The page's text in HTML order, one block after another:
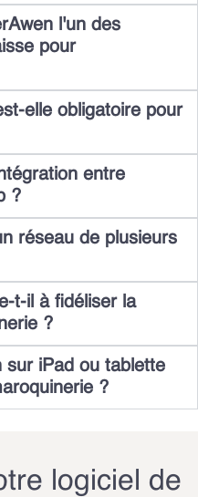
l'un des
pour
elle obligatoire pour
entre
?
réseau de plusieurs
t-il à fidéliser la
?
sur iPad ou tablette
?
logiciel de